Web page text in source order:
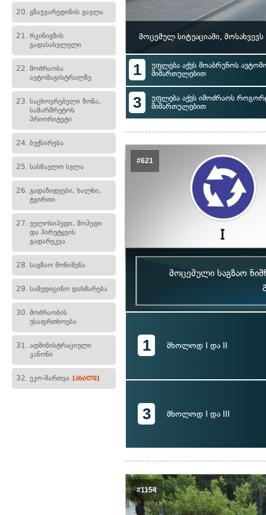
20. გზაჯვარედინის გავლა
21. რკინიგზის
გადასასვლელი
22. მოძრაობა
ავტომაგისტრალზე
23. საცხოვრებელი ზონა,
სამარშრუტოს
პრიორიტეტი
24. ბუქსირება
25. სასწავლო სვლა
26. გადაზიდვები, ხალხი,
ტვირთი
27. ველოსიპედი, მოპედი
და პირუტყვის
გადარეკვა
28. საგზაო მონიშვნა
29. სამედიცინო დახმარება
30. მოძრაობის
უსაფრთხოება
31. ადმინისტრაციული
კანონი
32. ეკო-მართვა [ახალი]
მოცემულ სიტუაციაში,
1
უფლება აქვს მოაბრუნოს
მიმართულებით
3
უფლება აქვს იმოძრაოს
მიმართულებით
#621
მოცემული საგზაო
1 მხოლოდ I და II
3 მხოლოდ I და III
#1154